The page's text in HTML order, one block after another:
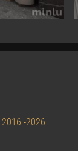
2016 -2026